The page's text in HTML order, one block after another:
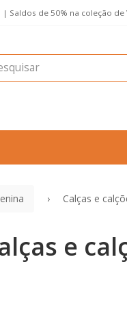
Saldos de 50% na coleção
Calças e
e